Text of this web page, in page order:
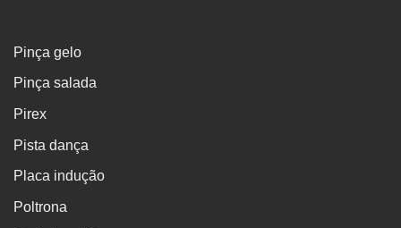
Pinça gelo
Pinça salada
Pirex
Pista dança
Placa indução
Poltrona